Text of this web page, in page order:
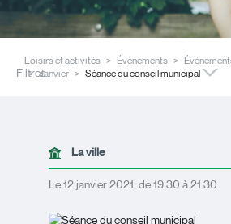
Loisirs et activités Événements
Janvier
Séance du conseil municipal
Filtres
La ville
Le 12 janvier 2021, de 19:30 à 21:30